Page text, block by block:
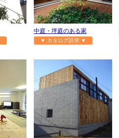
中庭・坪庭のある家
▼ カタログ請求 ▼